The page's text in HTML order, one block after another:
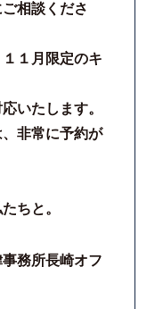
相談くださ
１月限定のキ
いたします。
非常に予約が
ちと。
務所長崎オフ